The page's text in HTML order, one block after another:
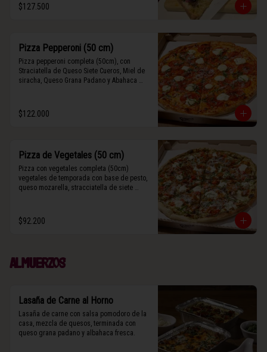
$127.500
Pizza Pepperoni (50 cm)
Pizza pepperoni completa (50cm), con
Straciatella de Queso Siete Cueros, Miel de
siracha, Queso Grana Padano y Abahaca
$122.000
Pizza de Vegetales (50 cm)
Pizza con vegetales completa (50cm)
vegetales de temporada con base de pesto,
queso mozarella, stracciatella de siete
padano y albahaca fresca.
$92.200
Almuerzos
Lasaña de Carne al Horno
Lasaña de carne con salsa pomodoro de la
casa, mezcla de quesos, terminada con
queso grana padano y albahaca fresca.